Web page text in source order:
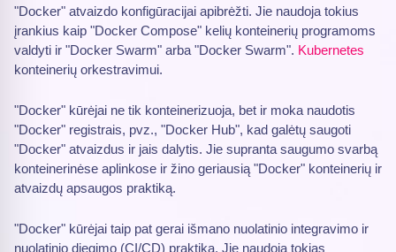
"Docker" atvaizdo konfigūracijai apibrėžti. Jie naudoja tokius
įrankius kaip "Docker Compose" kelių konteinerių programoms
valdyti ir "Docker Swarm" arba "Docker Swarm". Kubernetes
konteinerių orkestravimui.
"Docker" kūrėjai ne tik konteinerizuoja, bet ir moka naudotis
"Docker" registrais, pvz., "Docker Hub", kad galėtų saugoti
"Docker" atvaizdus ir jais dalytis. Jie supranta saugumo svarbą
konteinerinėse aplinkose ir žino geriausią "Docker" konteinerių ir
atvaizdų apsaugos praktiką.
"Docker" kūrėjai taip pat gerai išmano nuolatinio integravimo ir
nuolatinio diegimo (CI/CD) praktiką. Jie naudoja tokias